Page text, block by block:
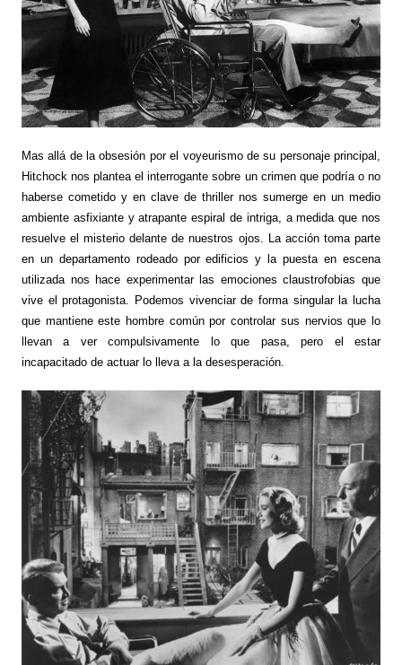
Mas allá de la obsesión por el voyeurismo de su personaje principal,
Hitchock nos plantea el interrogante sobre un crimen que podría o no
haberse cometido y en clave de thriller nos sumerge en un medio
ambiente asfixiante y atrapante espiral de intriga, a medida que nos
resuelve el misterio delante de nuestros ojos. La acción toma parte
en un departamento rodeado por edificios y la puesta en escena
utilizada nos hace experimentar las emociones claustrofobias que
vive el protagonista. Podemos vivenciar de forma singular la lucha
que mantiene este hombre común por controlar sus nervios que lo
llevan a ver compulsivamente lo que pasa, pero el estar
incapacitado de actuar lo lleva a la desesperación.